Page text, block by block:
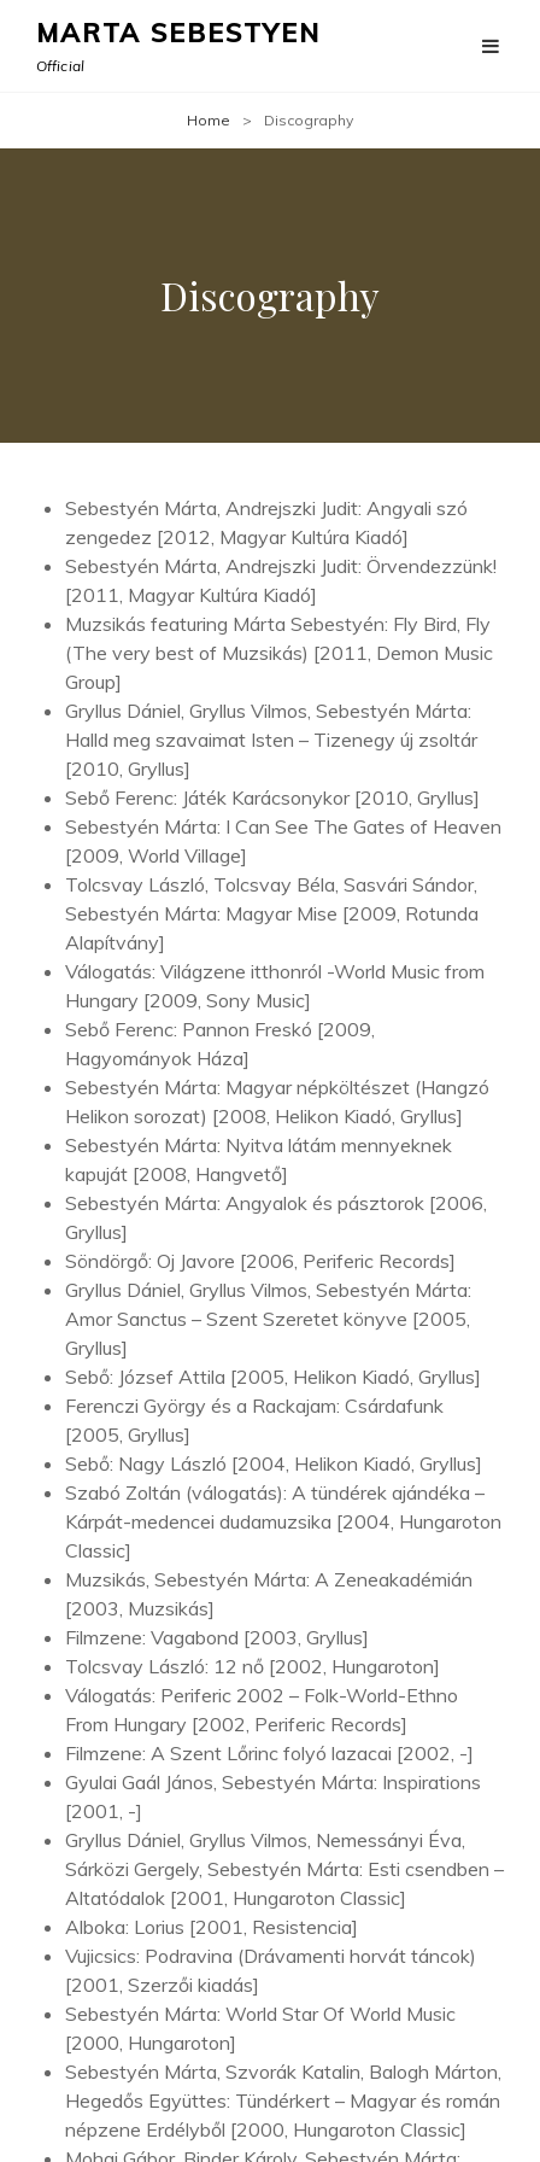
MARTA SEBESTYEN
Official
Home > Discography
Discography
Sebestyén Márta, Andrejszki Judit: Angyali szó
zengedez [2012, Magyar Kultúra Kiadó]
Sebestyén Márta, Andrejszki Judit: Örvendezzünk!
[2011, Magyar Kultúra Kiadó]
Muzsikás featuring Márta Sebestyén: Fly Bird, Fly
(The very best of Muzsikás) [2011, Demon Music
Group]
Gryllus Dániel, Gryllus Vilmos, Sebestyén Márta:
Halld meg szavaimat Isten – Tizenegy új zsoltár
[2010, Gryllus]
Sebő Ferenc: Játék Karácsonykor [2010, Gryllus]
Sebestyén Márta: I Can See The Gates of Heaven
[2009, World Village]
Tolcsvay László, Tolcsvay Béla, Sasvári Sándor,
Sebestyén Márta: Magyar Mise [2009, Rotunda
Alapítvány]
Válogatás: Világzene itthonról -World Music from
Hungary [2009, Sony Music]
Sebő Ferenc: Pannon Freskó [2009,
Hagyományok Háza]
Sebestyén Márta: Magyar népköltészet (Hangzó
Helikon sorozat) [2008, Helikon Kiadó, Gryllus]
Sebestyén Márta: Nyitva látám mennyeknek
kapuját [2008, Hangvető]
Sebestyén Márta: Angyalok és pásztorok [2006,
Gryllus]
Söndörgő: Oj Javore [2006, Periferic Records]
Gryllus Dániel, Gryllus Vilmos, Sebestyén Márta:
Amor Sanctus – Szent Szeretet könyve [2005,
Gryllus]
Sebő: József Attila [2005, Helikon Kiadó, Gryllus]
Ferenczi György és a Rackajam: Csárdafunk
[2005, Gryllus]
Sebő: Nagy László [2004, Helikon Kiadó, Gryllus]
Szabó Zoltán (válogatás): A tündérek ajándéka –
Kárpát-medencei dudamuzsika [2004, Hungaroton
Classic]
Muzsikás, Sebestyén Márta: A Zeneakadémián
[2003, Muzsikás]
Filmzene: Vagabond [2003, Gryllus]
Tolcsvay László: 12 nő [2002, Hungaroton]
Válogatás: Periferic 2002 – Folk-World-Ethno
From Hungary [2002, Periferic Records]
Filmzene: A Szent Lőrinc folyó lazacai [2002, -]
Gyulai Gaál János, Sebestyén Márta: Inspirations
[2001, -]
Gryllus Dániel, Gryllus Vilmos, Nemessányi Éva,
Sárközi Gergely, Sebestyén Márta: Esti csendben –
Altatódalok [2001, Hungaroton Classic]
Alboka: Lorius [2001, Resistencia]
Vujicsics: Podravina (Drávamenti horvát táncok)
[2001, Szerzői kiadás]
Sebestyén Márta: World Star Of World Music
[2000, Hungaroton]
Sebestyén Márta, Szvorák Katalin, Balogh Márton,
Hegedős Együttes: Tündérkert – Magyar és román
népzene Erdélyből [2000, Hungaroton Classic]